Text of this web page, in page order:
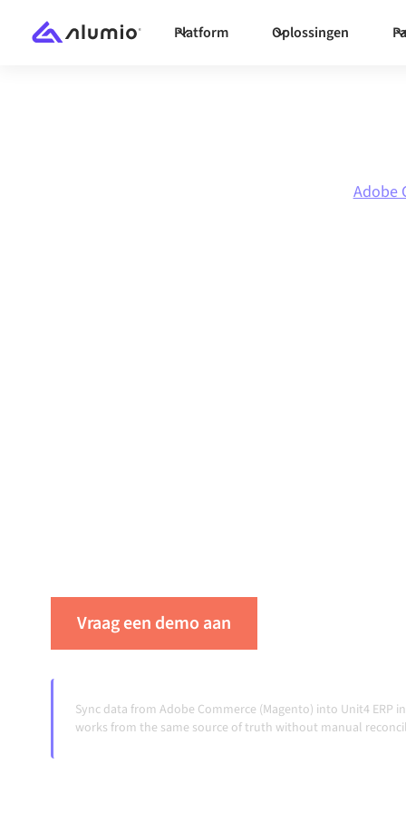
Platform Oplossingen
Adobe
Vraag een demo aan
Sync data from Adobe Commerce (Magento) into Unit4 ERP
works from the same source of truth without manual